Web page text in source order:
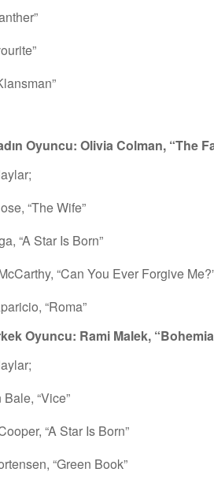
Oyuncu: Olivia Colman, “The
“The Wife”
“A Star Is Born”
“Can You Ever Forgive
“Roma”
Oyuncu: Rami Malek,
“Vice”
“A Star Is Born”
“Green Book”